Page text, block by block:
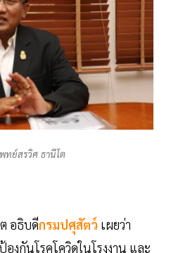
ทย์สรวิศ ธานีโต
อธิบดีกรมปศุสัตว์ เผยว่า
องกันโรคโควิดในโรงงาน และ